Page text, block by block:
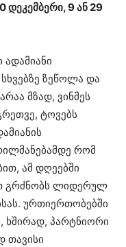
დეკემბერი, 9 ან 29
ადამიანი
ზეწოლა და
მზად, ვინმეს
ტოვებს
რომ
ამ დღეებში
გრძნობს ლიდერულ
ურთიერთობებში
ხშირად, პარტნიორი
თავისი